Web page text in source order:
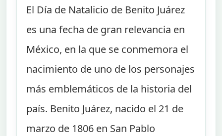
El Día de Natalicio de Benito Juárez
es una fecha de gran relevancia en
México, en la que se conmemora el
nacimiento de uno de los personajes
más emblemáticos de la historia del
país. Benito Juárez, nacido el 21 de
marzo de 1806 en San Pablo